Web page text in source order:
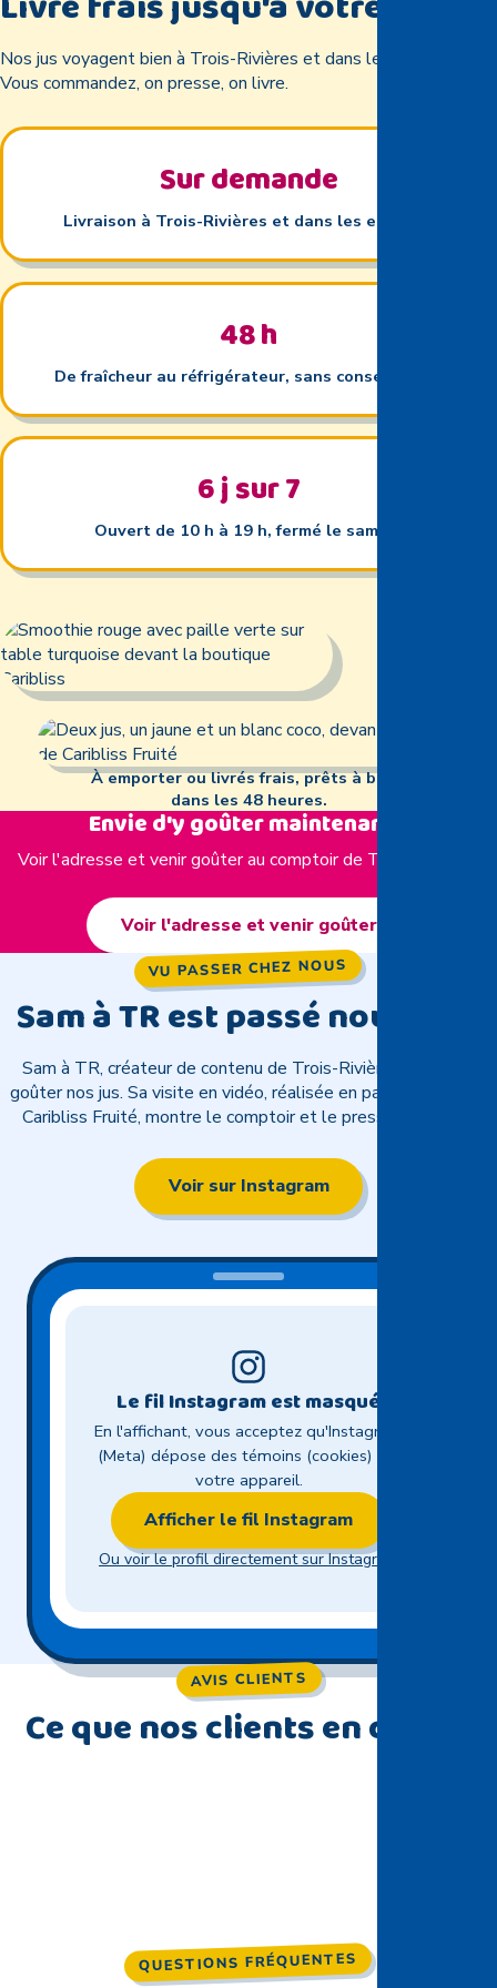
Nos jus voyagent bien à Trois-Rivières et dans les environs.
Vous commandez, on presse, on livre.
Sur demande
Livraison à Trois-Rivières et dans les environs
48h
De fraîcheur au réfrigérateur, sans conservateur
6j sur 7
Ouvert de 10 h à 19 h, fermé le samedi
À emporter ou livrés frais, prêts à boire
dans les 48 heures.
Envie d'y goûter maintenant ?
Voir l'adresse et venir goûter au comptoir de Trois-Rivières.
Voir l'adresse et venir goûter
VU PASSER CHEZ NOUS
Sam à TR est passé nous voir
Sam à TR, créateur de contenu de Trois-Rivières, est venu
goûter nos jus. Sa visite en vidéo, réalisée en partenariat avec
Caribliss Fruité, montre le comptoir et le pressage des jus.
Voir sur Instagram
Le fil Instagram est masqué
En l'affichant, vous acceptez qu'Instagram
(Meta) dépose des témoins (cookies) sur
votre appareil.
Afficher le fil Instagram
Ou voir le profil directement sur Instagram
AVIS CLIENTS
Ce que nos clients en disent
QUESTIONS FRÉQUENTES